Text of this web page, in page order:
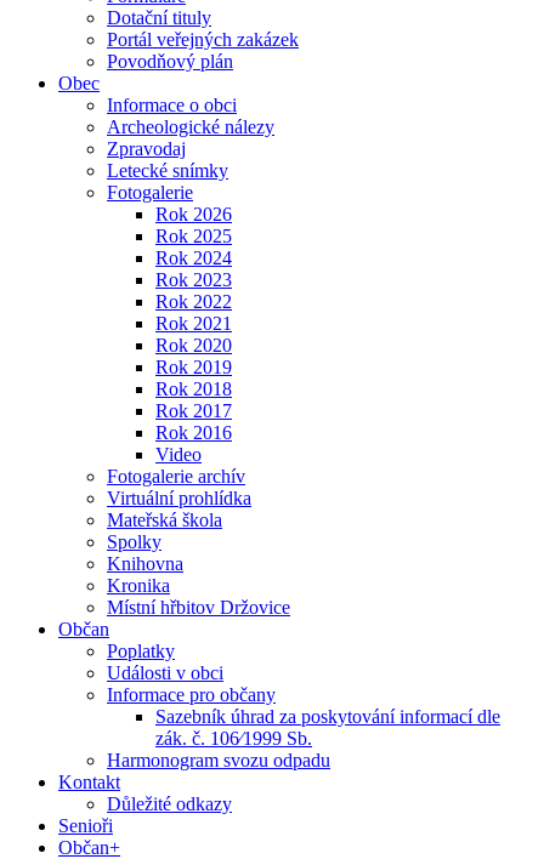
Dotační tituly
Portál veřejných zakázek
Povodňový plán
Obec
Informace o obci
Archeologické nálezy
Zpravodaj
Letecké snímky
Fotogalerie
Rok 2026
Rok 2025
Rok 2024
Rok 2023
Rok 2022
Rok 2021
Rok 2020
Rok 2019
Rok 2018
Rok 2017
Rok 2016
Video
Fotogalerie archív
Virtuální prohlídka
Mateřská škola
Spolky
Knihovna
Kronika
Místní hřbitov Držovice
Občan
Poplatky
Události v obci
Informace pro občany
Sazebník úhrad za poskytování informací dle
zák. č. 106⁄1999 Sb.
Harmonogram svozu odpadu
Kontakt
Důležité odkazy
Senioři
Občan+